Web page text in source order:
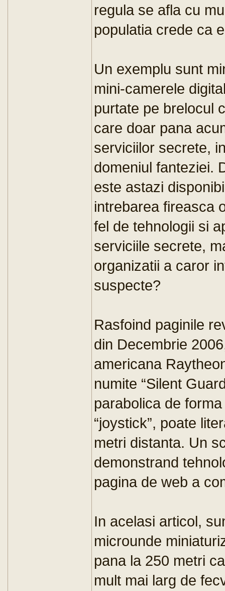
regula se afla cu
populatia crede ca
Un exemplu sunt
mini-camerele
purtate pe brelocul
care doar pana
serviciilor secrete,
domeniul fanteziei.
este astazi
intrebarea fireasca
fel de tehnologii si
serviciile secrete,
organizatii a caror
suspecte?
Rasfoind paginile
din Decembrie
americana
numite “Silent
parabolica de
“joystick”, poate
metri distanta. Un
demonstrand
pagina de web a
In acelasi articol,
microunde
pana la 250 metri
mult mai larg de